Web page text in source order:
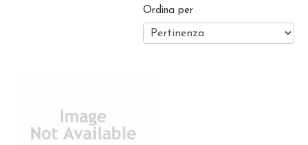
Ordina per